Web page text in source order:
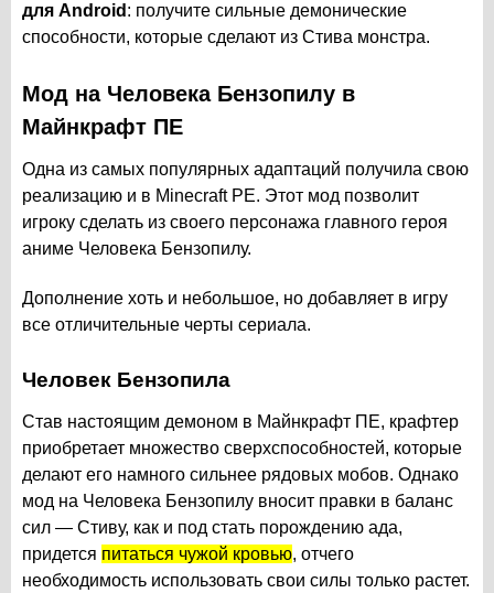
для Android : получите сильные демонические
способности, которые сделают из Стива монстра.
Мод на Человека Бензопилу в
Майнкрафт ПЕ
Одна из самых популярных адаптаций получила свою
реализацию и в Minecraft PE. Этот мод позволит
игроку сделать из своего персонажа главного героя
аниме Человека Бензопилу.
Дополнение хоть и небольшое, но добавляет в игру
все отличительные черты сериала.
Человек Бензопила
Став настоящим демоном в Майнкрафт ПЕ, крафтер
приобретает множество сверхспособностей, которые
делают его намного сильнее рядовых мобов. Однако
мод на Человека Бензопилу вносит правки в баланс
сил — Стиву, как и под стать порождению ада,
придется питаться чужой кровью, отчего
необходимость использовать свои силы только растет.